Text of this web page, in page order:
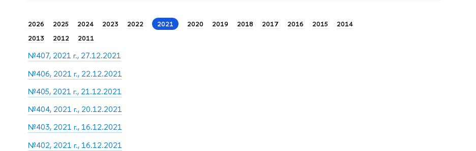
2026 2025 2024 2023 2022 2021 2020 2019 2018 2017 2016 2015
2014
2013
2012 2011
№407, 2021 г., 27.12.2021
№406, 2021 г., 22.12.2021
№405, 2021 г., 21.12.2021
№404, 2021 г., 20.12.2021
№403, 2021 г., 16.12.2021
№402, 2021 г., 16.12.2021